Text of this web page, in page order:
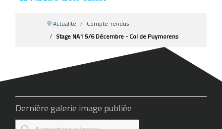
Actualité
Compte-rendus
Stage NA1 5/6 Décembre - Col de Puymorens
Dernière galerie image publiée